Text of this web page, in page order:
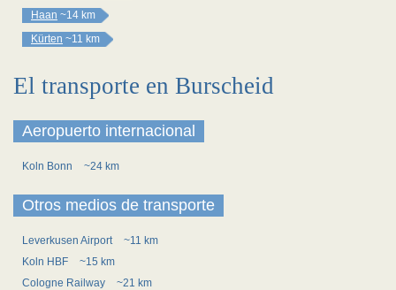
Haan ~14 km
Kürten ~11 km
El transporte en Burscheid
Aeropuerto internacional
Koln Bonn ~24 km
Otros medios de transporte
Leverkusen Airport
~11 km
Koln HBF
~15 km
Cologne Railway
~21 km